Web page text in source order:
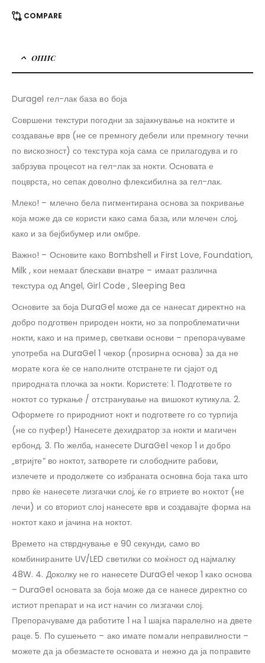
COMPARE
ОПИС
Duragel гел-лак база во боја
Совршени текстури погодни за зајакнување на ноктите и
создавање врв (не се премногу дебели или премногу течни
по вискозност) со текстура која сама се прилагодува и го
забрзува процесот на гел-лак за нокти. Основата е
поцврста, но сепак доволно флексибилна за гел-лак.
Млеко! – млечно бела пигментирана основа за покривање
која може да се користи како сама база, или млечен слој,
како и за бејбибумер или омбре.
Важно! – Основите како Bombshell и First Love, Foundation,
Milk , кои немаат блескави внатре – имаат различна
текстура од Angel, Girl Code , Sleeping Bea
Основите за боја DuraGel може да се нанесат директно на
добро подготвен природен нокти, но за попроблематични
нокти, како и на пример, светкави основи – препорачуваме
употреба на DuraGel 1 чекор (проѕирна основа) за да не
морате кога ќе се наполните отстранете ги сјајот од
природната плочка за нокти. Користете: 1. Подгответе го
ноктот со туркање / отстранување на вишокот кутикула. 2.
Оформете го природниот нокт и подгответе го со турпија
(не со пуфер!) Нанесете дехидратор за нокти и магичен
ербонд. 3. По желба, нанесете DuraGel чекор 1 и добро
„втријте“ во ноктот, затворете ги слободните рабови,
излечете и продолжете со избраната основна боја така што
прво ќе нанесете лизгачки слој, ќе го втриете во ноктот (не
лечи) и со вториот слој нанесете врв и создавајте форма на
ноктот како и јачина на ноктот.
Времето на стврднување е 90 секунди, само во
комбинираните UV/LED светилки со моќност од најмалку
48W. 4. Доколку не го нанесете DuraGel чекор 1 како основа
– DuraGel основата за боја може да се нанесе директно со
истиот препарат и на ист начин со лизгачки слој.
Препорачуваме да работите 1 на 1 шајка паралелно на двете
раце. 5. По сушењето – ако имате помали неправилности –
можете да ја обезмастете основата и нежно да ја поправите